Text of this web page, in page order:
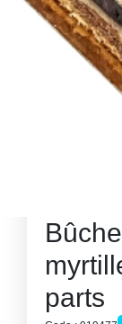
parts